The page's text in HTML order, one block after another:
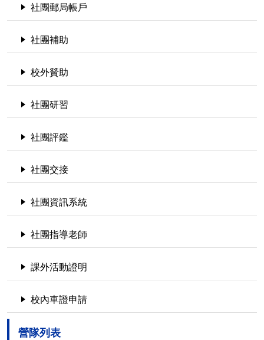
社團郵局帳戶
社團補助
校外贊助
社團研習
社團評鑑
社團交接
社團資訊系統
社團指導老師
課外活動證明
校內車證申請
營隊列表